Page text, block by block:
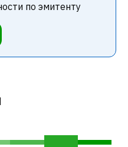
по эмитенту